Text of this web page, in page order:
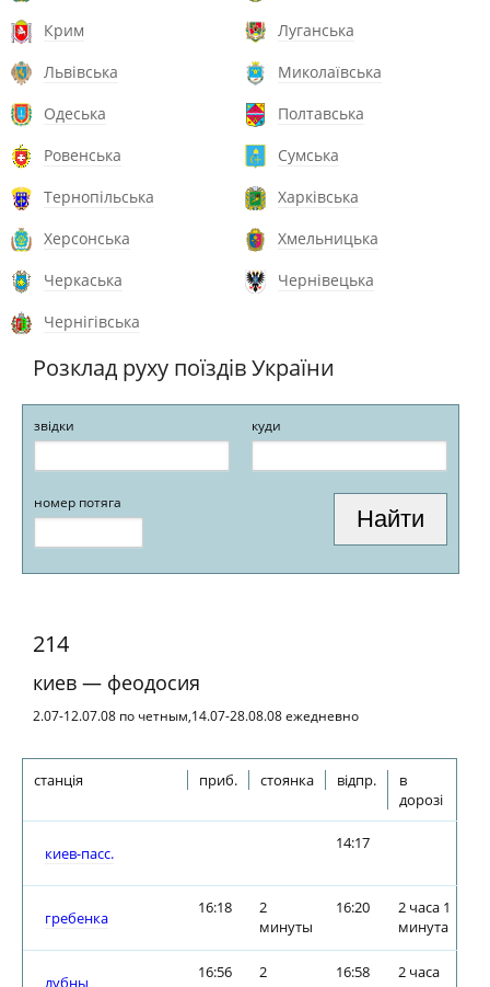
Крим
Луганська
Львівська
Миколаївська
Одеська
Полтавська
Ровенська
Сумська
Тернопільська
Харківська
Херсонська
Хмельницька
Черкаська
Чернівецька
Чернігівська
Розклад руху поїздів України
звідки куди
номер потяга
214
киев — феодосия
2.07-12.07.08 по четным,14.07-28.08.08 ежедневно
станція приб. стоянка відпр.
в
дорозі
киев-пасс.
14:17
гребенка
16:18
2
минуты
16:20
2 часа 1
минута
лубны
16:56
2
16:58
2 часа